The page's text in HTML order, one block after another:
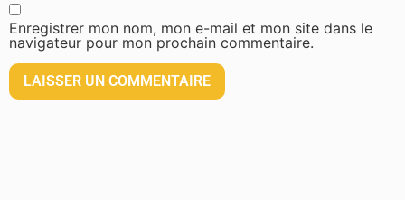
Enregistrer mon nom, mon e-mail et mon site dans le
navigateur pour mon prochain commentaire.